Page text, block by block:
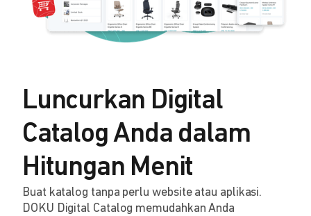
Luncurkan Digital
Catalog Anda dalam
Hitungan Menit
Buat katalog tanpa perlu website atau aplikasi.
DOKU Digital Catalog memudahkan Anda